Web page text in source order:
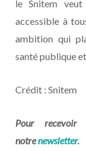
le Snitem veut
accessible à
ambition qui
santé publique
Crédit : Snitem
Pour recevoir
notrenewsletter.